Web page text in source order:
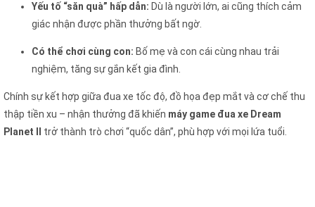
Yếu tố “săn quà” hấp dẫn: Dù là người lớn, ai cũng thích cảm
giác nhận được phần thưởng bất ngờ.
Có thể chơi cùng con: Bố mẹ và con cái cùng nhau trải
nghiệm, tăng sự gắn kết gia đình.
Chính sự kết hợp giữa đua xe tốc độ, đồ họa đẹp mắt và cơ chế thu
thập tiền xu – nhận thưởng đã khiến máy game đua xe Dream
Planet II
trở thành trò chơi “quốc dân”, phù hợp với mọi lứa tuổi.